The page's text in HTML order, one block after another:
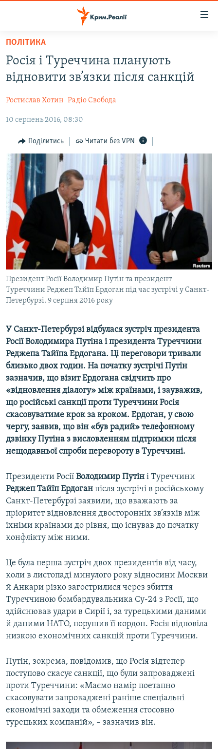
Перейти
основного
матеріалу
до
навігації
Перейти
пошуку
ВОДА.КРИМ
ПОЛІТИКА
БЛОГИ
ПОГЛЯД
ІНТЕРВ'Ю
ВСЕ ЗА ДЕНЬ
СПЕЦПРОЕКТИ
ДЕПОРТАЦІЯ
ВІДЕОУРОКИ «ELIFBE»
СВІДЧЕННЯ ОКУПАЦІЇ
УКРАЇНСЬКА ПРОБЛЕМА КРИМУ
ІНФОГРАФІКА
ЯК ОБІЙТИ БЛОКУВАННЯ
Русский
Qırımtatar
ДОЛУЧАЙСЯ!
Усі сайти RFE/RL
ПОЛІТИКА
Росія і Туреччина планують
відновити зв’язки після санкцій
Ростислав Хотин Радіо Свобода
10 серпень 2016, 08:30
Поділитись Читати без VPN
Президент Росії Володимир Путін та президент
Туреччини Реджеп Тайїп Ердоган під час зустрічі у Санкт-
Петербурзі. 9 серпня 2016 року
У Санкт-Петербурзі відбулася зустріч президента
Росії Володимира Путіна і президента Туреччини
Реджепа Тайїпа Ердогана. Ці переговори тривали
близько двох годин. На початку зустрічі Путін
зазначив, що візит Ердогана свідчить про
«відновлення діалогу» між країнами, і зауважив,
що російські санкції проти Туреччини Росія
скасовуватиме крок за кроком. Ердоган, у свою
чергу, заявив, що він «був радий» телефонному
дзвінку Путіна з висловленням підтримки після
нещодавньої спроби перевороту в Туреччині.
​Президенти Росії Володимир Путін і Туреччини
Реджеп Тайїп Ердоган після зустрічі в російському
Санкт-Петербурзі заявили, що вважають за
пріоритет відновлення двосторонніх зв’язків між
їхніми країнами до рівня, що існував до початку
конфлікту між ними.
Це була перша зустріч двох президентів від часу,
коли в листопаді минулого року відносини Москви
й Анкари різко загострилися через збиття
Туреччиною бомбардувальника Су-24 з Росії, що
здійснював удари в Сирії і, за турецькими даними
й даними НАТО, порушив її кордон. Росія відповіла
низкою економічних санкцій проти Туреччини.
Путін, зокрема, повідомив, що Росія відтепер
поступово скасує санкції, що були запроваджені
проти Туреччини: «Маємо намір поетапно
скасовувати запроваджені раніше спеціальні
економічні заходи та обмеження стосовно
турецьких компаній», – зазначив він.